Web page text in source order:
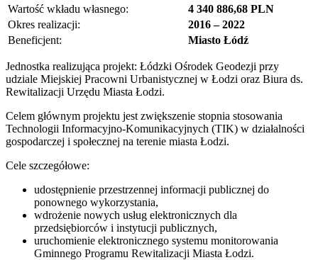
Wartość wkładu własnego:
4 340 886,68 PLN
Okres realizacji:
2016 – 2022
Beneficjent:
Miasto Łódź
Jednostka realizująca projekt: Łódzki Ośrodek Geodezji przy
udziale Miejskiej Pracowni Urbanistycznej w Łodzi oraz Biura ds.
Rewitalizacji Urzędu Miasta Łodzi.
Celem głównym projektu jest zwiększenie stopnia stosowania
Technologii Informacyjno-Komunikacyjnych (TIK) w działalności
gospodarczej i społecznej na terenie miasta Łodzi.
Cele szczegółowe:
udostępnienie przestrzennej informacji publicznej do
ponownego wykorzystania,
wdrożenie nowych usług elektronicznych dla
przedsiębiorców i instytucji publicznych,
uruchomienie elektronicznego systemu monitorowania
Gminnego Programu Rewitalizacji Miasta Łodzi.